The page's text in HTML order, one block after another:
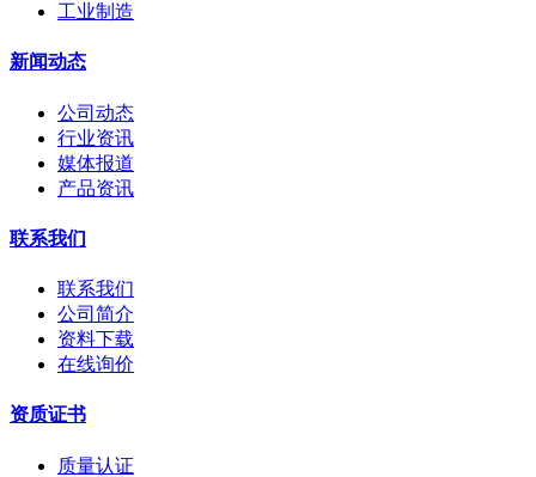
工业制造
新闻动态
公司动态
行业资讯
媒体报道
产品资讯
联系我们
联系我们
公司简介
资料下载
在线询价
资质证书
质量认证